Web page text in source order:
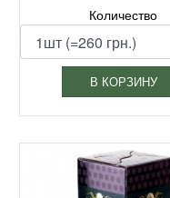
Количество
В КОРЗИНУ